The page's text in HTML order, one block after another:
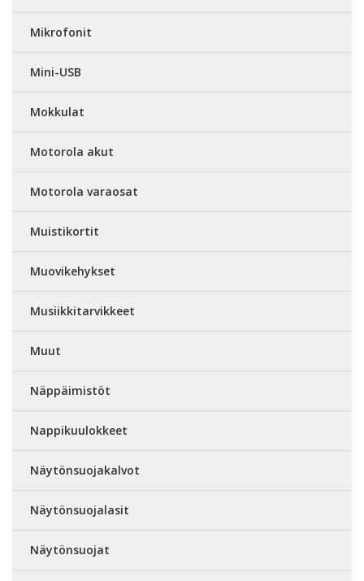
Mikrofonit
Mini-USB
Mokkulat
Motorola akut
Motorola varaosat
Muistikortit
Muovikehykset
Musiikkitarvikkeet
Muut
Näppäimistöt
Nappikuulokkeet
Näytönsuojakalvot
Näytönsuojalasit
Näytönsuojat